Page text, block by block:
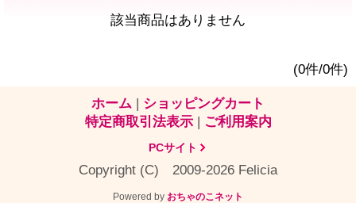
該当商品はありません
(0件/0件)
ホーム | ショッピングカート
特定商取引法表示 | ご利用案内
PCサイト
Copyright (C) 2009-2026 Felicia
Powered by おちゃのこネット